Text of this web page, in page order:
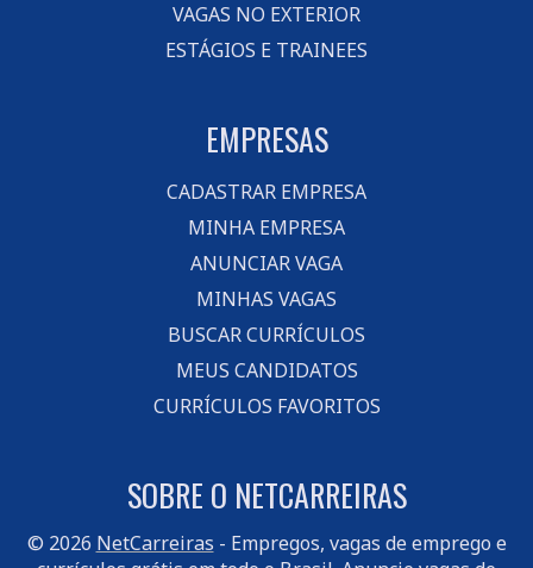
VAGAS NO EXTERIOR
ESTÁGIOS E TRAINEES
EMPRESAS
CADASTRAR EMPRESA
MINHA EMPRESA
ANUNCIAR VAGA
MINHAS VAGAS
BUSCAR CURRÍCULOS
MEUS CANDIDATOS
CURRÍCULOS FAVORITOS
SOBRE O NETCARREIRAS
© 2026 NetCarreiras - Empregos, vagas de emprego e